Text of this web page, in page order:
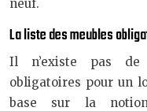
neuf.
La liste des meubles
Il n’existe pas de
obligatoires pour un
base sur la